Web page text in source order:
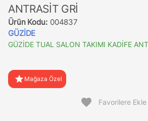
ANTRASİT GRİ
Ürün Kodu: 004837
GÜZİDE
GÜZİDE TUAL SALON TAKIMI KADİFE
star Mağaza Özel
favorite Favorilere Ekle